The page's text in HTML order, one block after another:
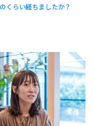
くらい経ちましたか？